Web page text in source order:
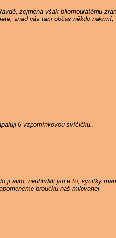
zejména však bílomouratému
snad vás tam občas někdo nakrmí,
6 vzpomínkovou svíčičku..
ji auto, neuhlídali jsme to, výčitky
broučku náš milovanej